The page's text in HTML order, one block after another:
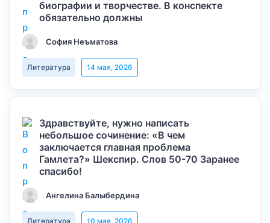
биографии и творчестве. В конспекте
обязательно должны
София Неъматова
Литература 14 мая, 2026
Здравствуйте, нужно написать
небольшое сочинение: «В чем
заключается главная проблема
Гамлета?» Шекспир. Слов 50-70 Заранее
спасибо!
Ангелина Балыбердина
Литература 10 мая, 2026